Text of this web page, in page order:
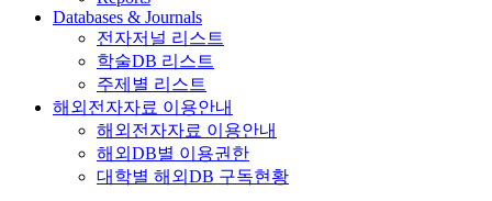
Databases & Journals
전자저널 리스트
학술DB 리스트
주제별 리스트
해외전자자료 이용안내
해외전자자료 이용안내
해외DB별 이용권한
대학별 해외DB 구독현황